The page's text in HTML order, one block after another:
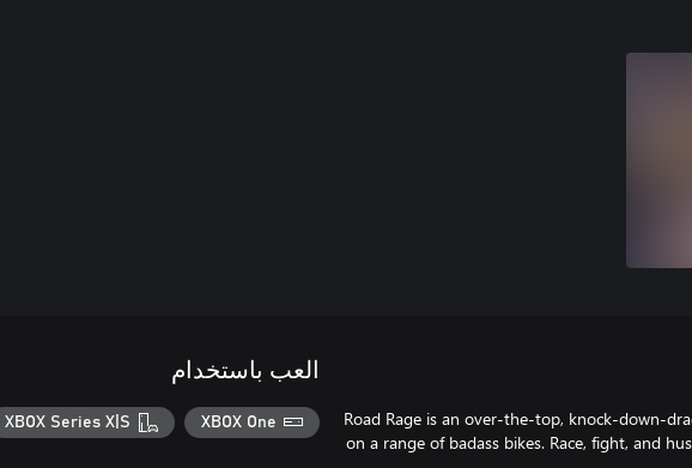
Road Rage is an over-the-top, knock-down-
on a range of badass bikes. Race, fight, and
العب باستخدام
XBOX One
XBOX Series X|S